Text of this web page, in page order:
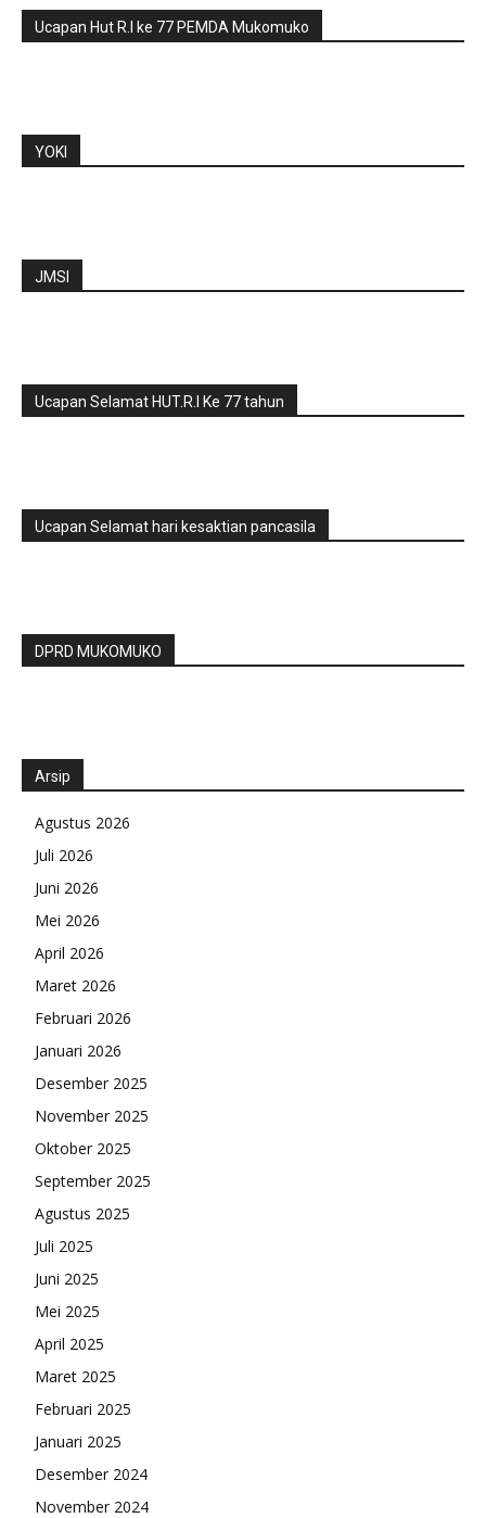
Ucapan Hut R.I ke 77 PEMDA Mukomuko
YOKI
JMSI
Ucapan Selamat HUT.R.I Ke 77 tahun
Ucapan Selamat hari kesaktian pancasila
DPRD MUKOMUKO
Arsip
Agustus 2026
Juli 2026
Juni 2026
Mei 2026
April 2026
Maret 2026
Februari 2026
Januari 2026
Desember 2025
November 2025
Oktober 2025
September 2025
Agustus 2025
Juli 2025
Juni 2025
Mei 2025
April 2025
Maret 2025
Februari 2025
Januari 2025
Desember 2024
November 2024